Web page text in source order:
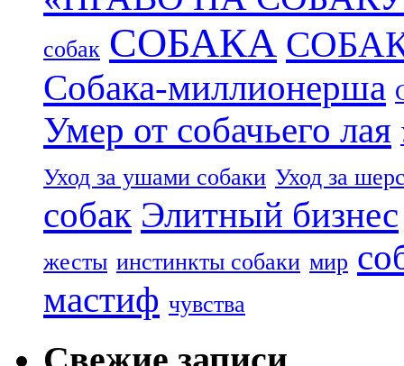
собак СОБАКА
Собака-миллионерша
Умер от собачьего лая
Уход за ушами собаки Уход за
собак Элитный бизнес
жесты инстинкты собаки мир
мастиф чувства